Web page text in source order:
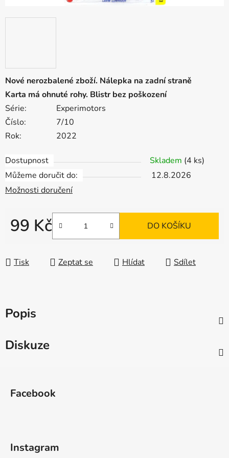
Nové nerozbalené zboží. Nálepka na zadní straně
Karta má ohnuté rohy. Blistr bez poškození
Série:
Experimotors
Číslo:
7/10
Rok:
2022
Dostupnost Skladem (4 ks)
Můžeme doručit do:
12.8.2026
Možnosti doručení
99 Kč
Měrná cena:
DO KOŠÍKU
Tisk Zeptat se Hlídat Sdílet
Popis
Diskuze
Facebook
Instagram